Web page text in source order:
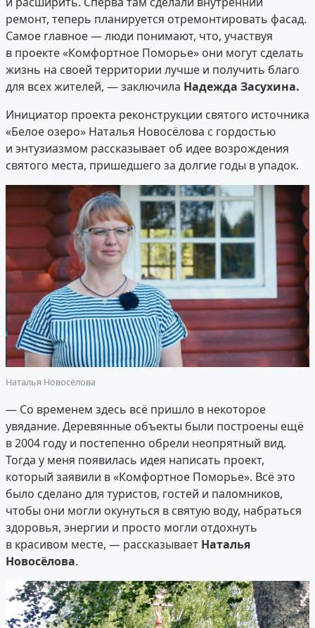
ремонт, теперь планируется отремонтировать фасад.
Самое главное — люди понимают, что, участвуя
в проекте «Комфортное Поморье» они могут сделать
жизнь на своей территории лучше и получить благо
для всех жителей, — заключила Надежда Засухина.
Инициатор проекта реконструкции святого источника
«Белое озеро» Наталья Новосёлова с гордостью
и энтузиазмом рассказывает об идее возрождения
святого места, пришедшего за долгие годы в упадок.
Наталья Новосёлова
— Со временем здесь всё пришло в некоторое
увядание. Деревянные объекты были построены ещё
в 2004 году и постепенно обрели неопрятный вид.
Тогда у меня появилась идея написать проект,
который заявили в «Комфортное Поморье». Всё это
было сделано для туристов, гостей и паломников,
чтобы они могли окунуться в святую воду, набраться
здоровья, энергии и просто могли отдохнуть
в красивом месте, — рассказывает Наталья
Новосёлова.